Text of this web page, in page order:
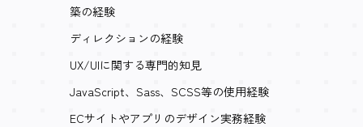
築の経験
ディレクションの経験
UX/UIに関する専門的知見
JavaScript、Sass、SCSS等の使用経験
ECサイトやアプリのデザイン実務経験